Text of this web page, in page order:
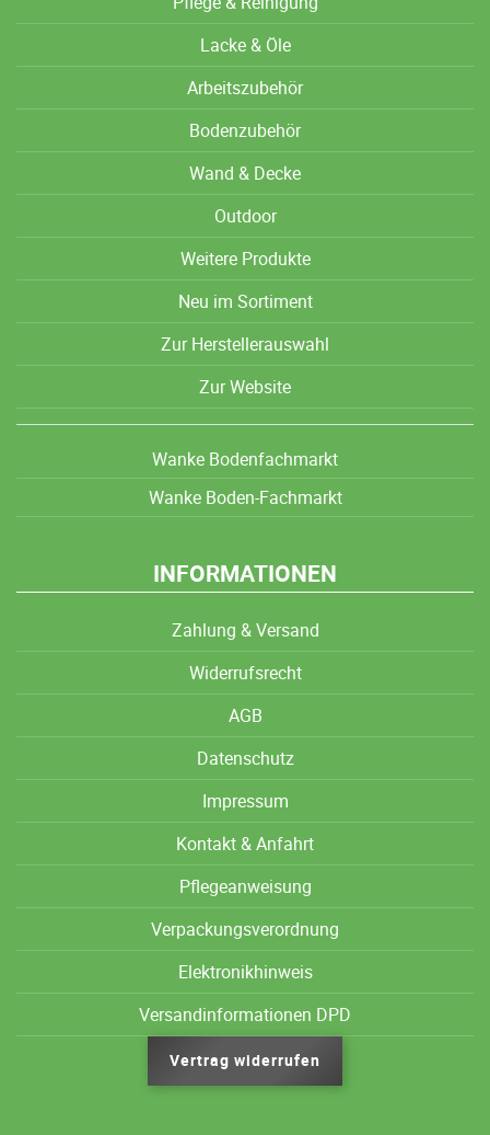
Lacke & Öle
Arbeitszubehör
Bodenzubehör
Wand & Decke
Outdoor
Weitere Produkte
Neu im Sortiment
Zur Herstellerauswahl
Zur Website
Wanke Bodenfachmarkt
Wanke Boden-Fachmarkt
INFORMATIONEN
Zahlung & Versand
Widerrufsrecht
AGB
Datenschutz
Impressum
Kontakt & Anfahrt
Pflegeanweisung
Verpackungsverordnung
Elektronikhinweis
Versandinformationen DPD
Vertrag widerrufen